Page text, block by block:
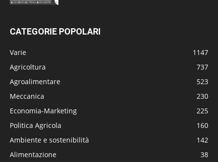
CATEGORIE POPOLARI
Varie
1147
Agricoltura
737
Agroalimentare
523
Meccanica
230
Economia-Marketing
225
Politica Agricola
160
Ambiente e sostenibilità
142
Alimentazione
38